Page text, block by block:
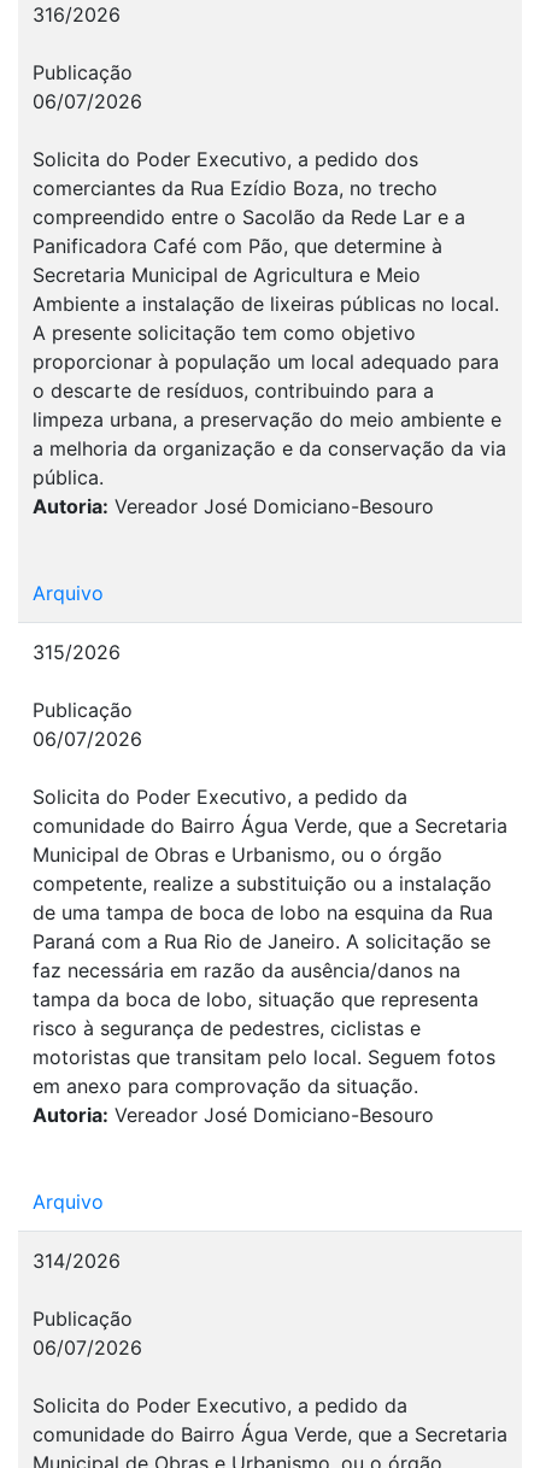
316/2026
Publicação
06/07/2026
Solicita do Poder Executivo, a pedido dos
comerciantes da Rua Ezídio Boza, no trecho
compreendido entre o Sacolão da Rede Lar e a
Panificadora Café com Pão, que determine à
Secretaria Municipal de Agricultura e Meio
Ambiente a instalação de lixeiras públicas no local.
A presente solicitação tem como objetivo
proporcionar à população um local adequado para
o descarte de resíduos, contribuindo para a
limpeza urbana, a preservação do meio ambiente e
a melhoria da organização e da conservação da via
pública.
Autoria: Vereador José Domiciano-Besouro
Arquivo
315/2026
Publicação
06/07/2026
Solicita do Poder Executivo, a pedido da
comunidade do Bairro Água Verde, que a Secretaria
Municipal de Obras e Urbanismo, ou o órgão
competente, realize a substituição ou a instalação
de uma tampa de boca de lobo na esquina da Rua
Paraná com a Rua Rio de Janeiro. A solicitação se
faz necessária em razão da ausência/danos na
tampa da boca de lobo, situação que representa
risco à segurança de pedestres, ciclistas e
motoristas que transitam pelo local. Seguem fotos
em anexo para comprovação da situação.
Autoria: Vereador José Domiciano-Besouro
Arquivo
314/2026
Publicação
06/07/2026
Solicita do Poder Executivo, a pedido da
comunidade do Bairro Água Verde, que a Secretaria
Municipal de Obras e Urbanismo, ou o órgão